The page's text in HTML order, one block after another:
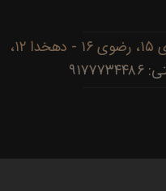
آدرس: مشهد، بلوار پیروزی، پیروزی ۱۵، رضوی ۱۶ - دهخدا ۱۲،